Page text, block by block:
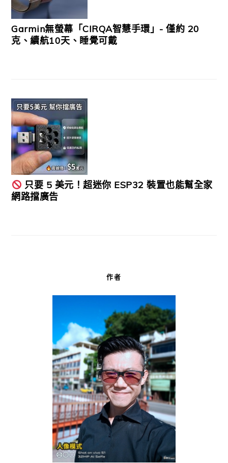
Garmin無螢幕「CIRQA智慧手環」- 僅約 20
克、續航10天、睡覺可戴
只要 5 美元！超迷你 ESP32 裝置也能幫全家
網路擋廣告
作者